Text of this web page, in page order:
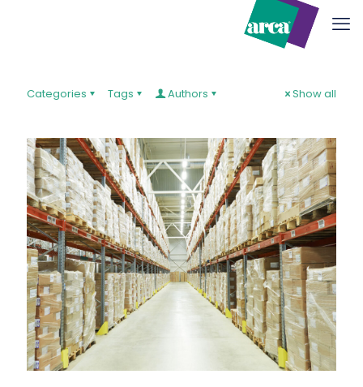
Categories Tags Authors Show all